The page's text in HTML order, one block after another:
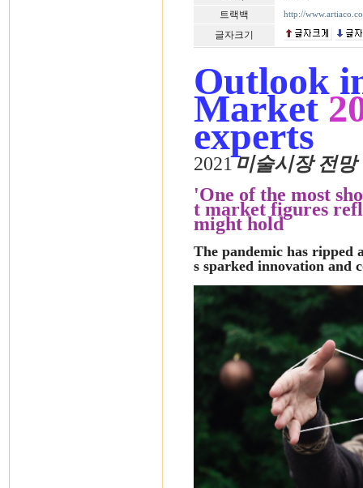
트랙백
http://
글자크기
Outlook
Market
experts
2021미술시장 전망
'One of the most
t market figures
might hold
The pandemic has ripped
s sparked innovation and